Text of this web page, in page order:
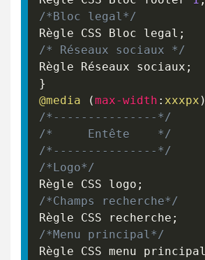
/*Bloc legal*/
Règle CSS Bloc legal ;
/* Réseaux sociaux */
Règle Réseaux sociaux ;
}
@media
(max-width : xxxpx )
/*---------------*/
/*     Entête    */
/*---------------*/
/*Logo*/
Règle CSS logo ;
/*Champs recherche*/
Règle CSS recherche ;
/*Menu principal*/
Règle CSS menu principal